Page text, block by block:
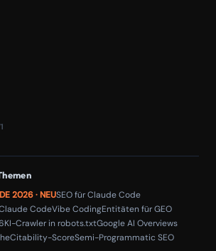
2026 · NEUSEO für Claude Code
CodeVibe CodingEntitäten für GEO
KI-Crawler in robots.txtGoogle AI Overviews
Citability-ScoreSemi-Programmatic SEO